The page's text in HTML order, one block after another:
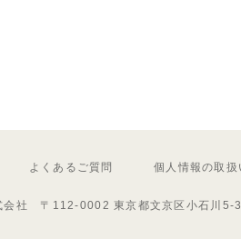
よくあるご質問 個人情報の取扱
会社 〒112-0002 東京都文京区小石川5-